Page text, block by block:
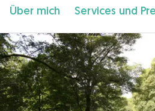
Über mich Services und